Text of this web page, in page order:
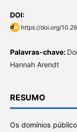
DOI:
https://doi.org/
Palavras-chave:
Hannah Arendt
RESUMO
Os domínios